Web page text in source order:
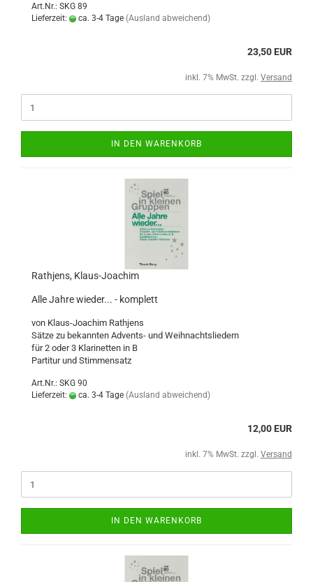
Art.Nr.: SKG 89
Lieferzeit:
ca. 3-4 Tage (Ausland abweichend)
23,50 EUR
inkl. 7% MwSt. zzgl. Versand
IN DEN WARENKORB
Rathjens, Klaus-Joachim
Alle Jahre wieder... - komplett
von Klaus-Joachim Rathjens
Sätze zu bekannten Advents- und Weihnachtsliedern
für 2 oder 3 Klarinetten in B
Partitur und Stimmensatz
Art.Nr.: SKG 90
Lieferzeit:
ca. 3-4 Tage (Ausland abweichend)
12,00 EUR
inkl. 7% MwSt. zzgl. Versand
IN DEN WARENKORB